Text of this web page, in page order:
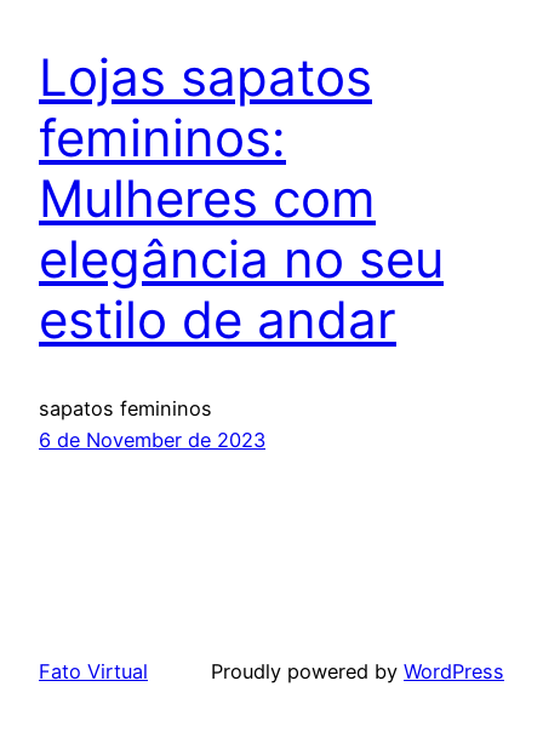
Lojas sapatos
femininos:
Mulheres com
elegância no seu
estilo de andar
sapatos femininos
6 de November de 2023
Fato Virtual Proudly powered by WordPress